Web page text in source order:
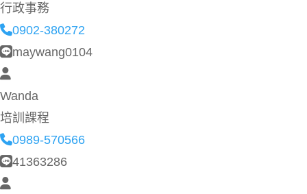
行政事務
0902-380272
maywang0104
Wanda
培訓課程
0989-570566
41363286